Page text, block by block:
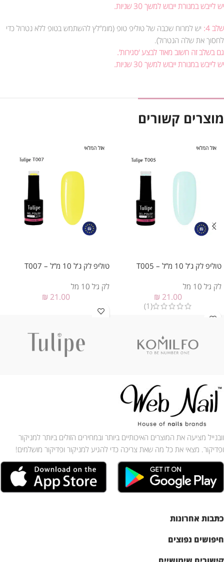
יש לייבש במנורת ייבוש למשך 30 שניות.
שלב 4:
יש למרוח שכבה של טוליפ טופ (מומ”לץ להשתמש בטופ ללא נטרול כדי
לחסוך את שלה הנטרול).
גם בשלב זה חשוב מאוד לבצע ‘סגירות’.
יש לייבש במנורת ייבוש למשך 30 שניות.
מוצרים קשורים
אזל המלאי
טוליפ לק ג’ל 10 מ”ל – T005
לק ג׳ל 10 מל
₪ 21.00
(1)
אזל המלאי
טוליפ לק ג’ל 10 מ”ל – T007
לק ג׳ל 10 מל
₪ 21.00
וובנייל מציעה את המוצרים האיכותיים ביותר ובמחירים הזולים ביותר למניקור
ופדיקור. מצאי את כל מה שאת צריכה כדי להגיע למניקור ופדיקור מושלמים!
כתבות אחרונות
חיפושים נפוצים